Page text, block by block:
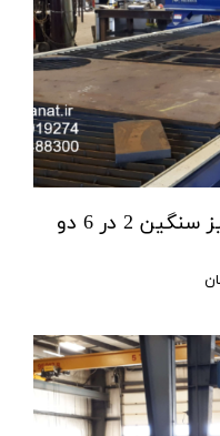
برش پلاسما سی ان سی با میز سنگین 2 در 6 دو